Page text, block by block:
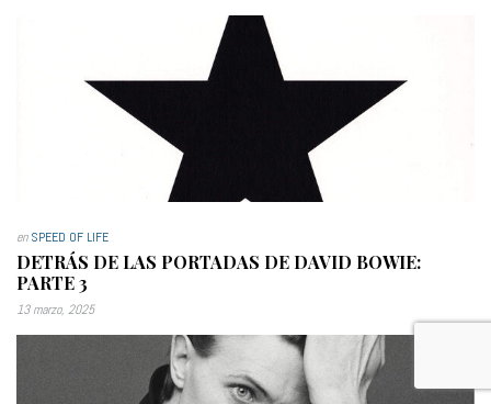
enSPEED OF LIFE
DETRÁS DE LAS PORTADAS DE DAVID BOWIE:
PARTE 3
13 marzo, 2025